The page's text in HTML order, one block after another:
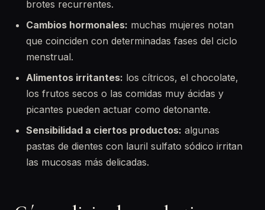
brotes recurrentes.
Cambios hormonales: muchas mujeres notan
que coinciden con determinadas fases del ciclo
menstrual.
Alimentos irritantes: los cítricos, el chocolate,
los frutos secos o las comidas muy ácidas y
picantes pueden actuar como detonante.
Sensibilidad a ciertos productos: algunas
pastas de dientes con lauril sulfato sódico irritan
las mucosas más delicadas.